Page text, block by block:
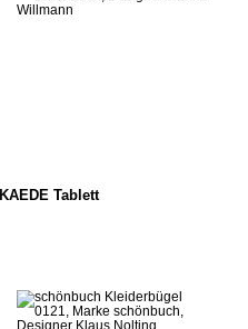
KAEDE Tablett